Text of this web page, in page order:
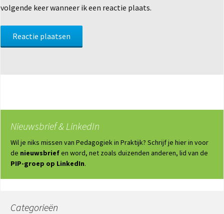
volgende keer wanneer ik een reactie plaats.
Nieuwsbrief & LinkedIn
Wil je niks missen van Pedagogiek in Praktijk? Schrijf je hier in voor
de nieuwsbriefen word, net zoals duizenden anderen, lid van de
PIP-groep op LinkedIn.
Categorieën